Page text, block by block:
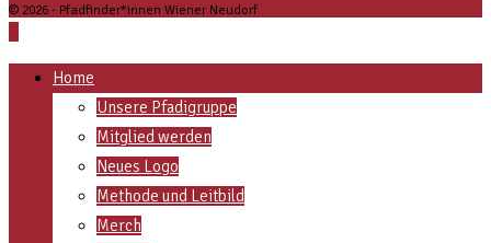
© 2026 - Pfadfinder*innen Wiener Neudorf
Home
Unsere Pfadigruppe
Mitglied werden
Neues Logo
Methode und Leitbild
Merch